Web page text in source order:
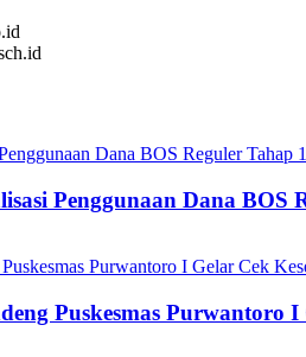
Penggunaan Dana BOS
Puskesmas Purwantoro